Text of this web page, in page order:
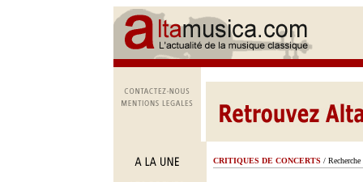
CRITIQUES DE CONCERTS / Recherche